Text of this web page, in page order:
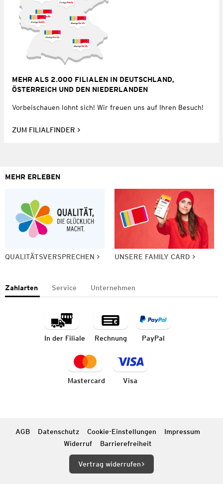
MEHR ALS 2.000 FILIALEN IN DEUTSCHLAND,
ÖSTERREICH UND DEN NIEDERLANDEN
Vorbeischauen lohnt sich! Wir freuen uns auf Ihren Besuch!
ZUM FILIALFINDER
MEHR ERLEBEN
QUALITÄTSVERSPRECHEN UNSERE FAMILY CARD
Zahlarten Service Unternehmen
In der Filiale Rechnung PayPal
Mastercard Visa
AGB Datenschutz Cookie-Einstellungen
Impressum
Widerruf
Barrierefreiheit
Vertrag widerrufen